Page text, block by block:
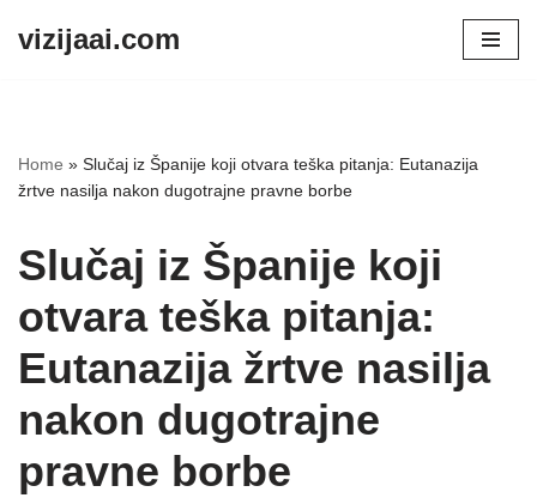
vizijaai.com
Home » Slučaj iz Španije koji otvara teška pitanja: Eutanazija
žrtve nasilja nakon dugotrajne pravne borbe
Slučaj iz Španije koji
otvara teška pitanja:
Eutanazija žrtve nasilja
nakon dugotrajne
pravne borbe